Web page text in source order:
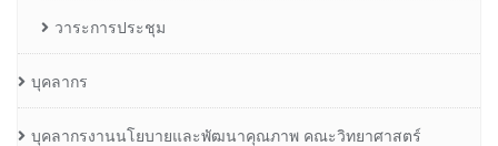
วาระการประชุม
บุคลากร
บุคลากรงานนโยบายและพัฒนาคุณภาพ คณะวิทยาศาสตร์